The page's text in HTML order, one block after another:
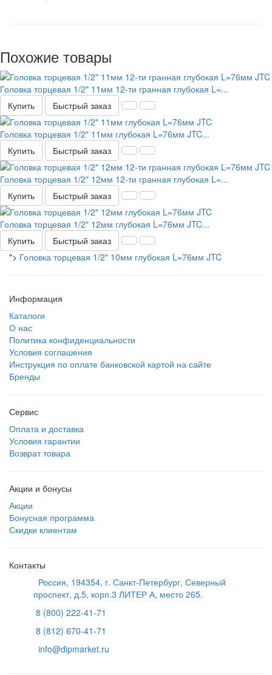
Похожие товары
Головка торцевая 1/2" 11мм 12-ти гранная глубокая L=...
Купить
Быстрый заказ
Головка торцевая 1/2" 11мм глубокая L=76мм JTC...
Купить
Быстрый заказ
Головка торцевая 1/2" 12мм 12-ти гранная глубокая L=...
Купить
Быстрый заказ
Головка торцевая 1/2" 12мм глубокая L=76мм JTC...
Купить
Быстрый заказ
"> Головка торцевая 1/2" 10мм глубокая L=76мм JTC
Информация
Каталоги
О нас
Политика конфиденциальности
Условия соглашения
Инструкция по оплате банковской картой на сайте
Бренды
Сервис
Оплата и доставка
Условия гарантии
Возврат товара
Акции и бонусы
Акции
Бонусная программа
Скидки клиентам
Контакты
Россия, 194354, г. Санкт-Петербург, Северный
проспект, д.5, корп.3 ЛИТЕР А, место 265.
8 (800) 222-41-71
8 (812) 670-41-71
info@dipmarket.ru